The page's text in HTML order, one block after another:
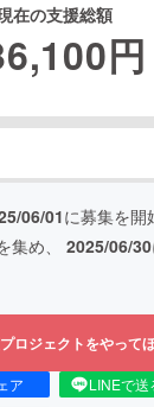
在の支援総額
円
06/01に募集を開
集め、 2025/06/30
ロジェクトをやって
ア LINEで送